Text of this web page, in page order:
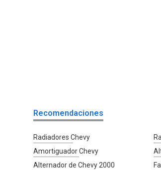
Recomendaciones
Radiadores Chevy
Amortiguador Chevy
Alternador de Chevy 2000